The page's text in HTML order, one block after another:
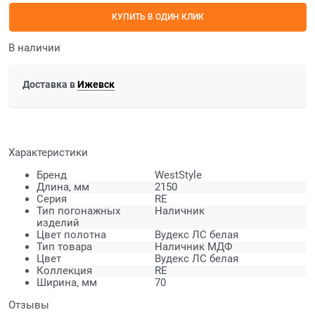
КУПИТЬ В ОДИН КЛИК
В наличии
Доставка вИжевск
Характеристики
Бренд
WestStyle
Длина, мм
2150
Серия
RE
Тип погонажных
изделий
Наличник
Цвет полотна
Вудекс ЛС белая
Тип товара
Наличник МДФ
Цвет
Вудекс ЛС белая
Коллекция
RE
Ширина, мм
70
Отзывы